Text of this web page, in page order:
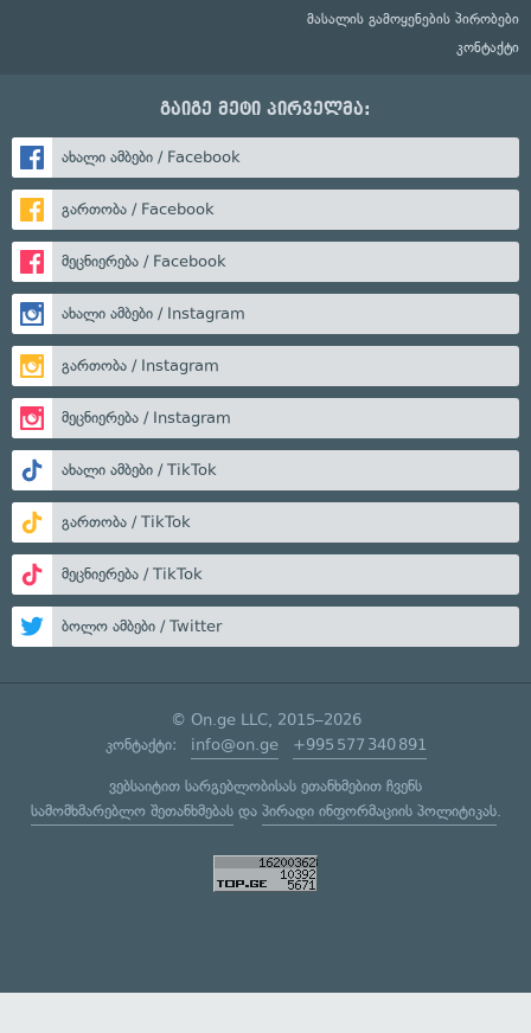
მასალის გამოყენების პირობები
კონტაქტი
გაიგე მეტი პირველმა:
ახალი ამბები / Facebook
გართობა / Facebook
მეცნიერება / Facebook
ახალი ამბები / Instagram
გართობა / Instagram
მეცნიერება / Instagram
ახალი ამბები / TikTok
გართობა / TikTok
მეცნიერება / TikTok
ბოლო ამბები / Twitter
© On.ge LLC, 2015–2026
კონტაქტი: info@on.ge +995 577 340 891
ვებსაიტით სარგებლობისას ეთანხმებით ჩვენს
სამომხმარებლო შეთანხმებასდა პირადი ინფორმაციის პოლიტიკას.